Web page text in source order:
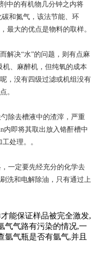
中的有机物几分钟之内将
和氮气，该法节能、环
最大的优点是物料的取样。
解决“水”的问题，则有点麻
、麻醉机，但纯氧的成本
，没有四级过滤或机组没有
。
除去槽液中的渣滓，严重
内即将其取出放入铬酐槽中
处理。。
一定要先经充分的化学去
洗和电解除油，只有通过上
能保证样品被完全激发,
气气路有污染的情况,一
氩气瓶是否有氩气,并且